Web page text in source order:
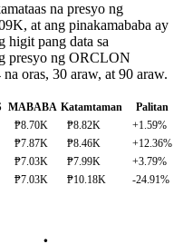
na presyo ng
at ang pinakamababa ay
higit pang data sa
presyo ng ORCLON
oras, 30 araw, at 90 araw.
MABABA Katamtaman
Palitan
₱8.70K ₱8.82K
+1.59%
₱7.87K ₱8.46K
+12.36%
₱7.03K ₱7.99K
+3.79%
₱7.03K ₱10.18K -24.91%